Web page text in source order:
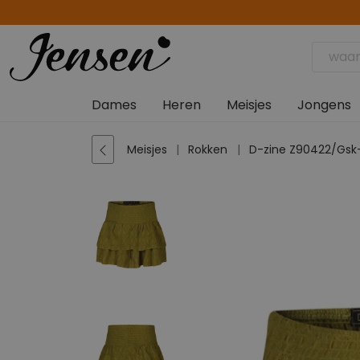
Dames Heren Meisjes Jongens
Meisjes Rokken D-zine Z90422/